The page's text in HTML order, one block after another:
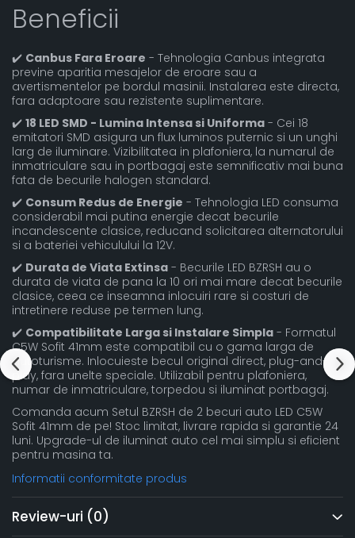
Beneficii
✔️ Canbus Fara Eroare - Tehnologia Canbus integrata
previne aparitia mesajelor de eroare sau a
avertismentelor pe bordul masinii. Instalarea este directa,
fara adaptoare sau rezistente suplimentare.
✔️ 18 LED SMD - Lumina Intensa si Uniforma - Cei 18
emitatori SMD asigura un flux luminos puternic si un unghi
larg de iluminare. Vizibilitatea in plafoniera, la numarul de
inmatriculare sau in portbagaj este semnificativ mai buna
fata de becurile halogen standard.
✔️ Consum Redus de Energie - Tehnologia LED consuma
considerabil mai putina energie decat becurile
incandescente clasice, reducand solicitarea alternatorului
si a bateriei vehiculului la 12V.
✔️ Durata de Viata Extinsa - Becurile LED BZRSH au o
durata de viata de pana la 10 ori mai mare decat becurile
clasice, ceea ce inseamna inlocuiri rare si costuri de
intretinere reduse pe termen lung.
✔️ Compatibilitate Larga si Instalare Simpla - Formatul
C5W Sofit 41mm este compatibil cu o gama larga de
autoturisme. Inlocuieste becul original direct, plug-and-
play, fara unelte speciale. Utilizabil pentru plafoniera,
numar de inmatriculare, torpedou si iluminat portbagaj.
Comanda acum Setul BZRSH de 2 becuri auto LED C5W
Sofit 41mm de pe! Stoc limitat, livrare rapida si garantie 24
luni. Upgrade-ul de iluminat auto cel mai simplu si eficient
pentru masina ta.
Informatii conformitate produs
Review-uri (0)